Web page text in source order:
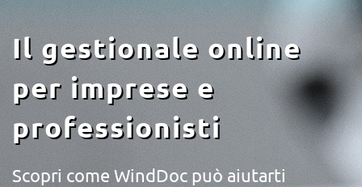
Il gestionale online
per imprese e
professionisti
Scopri come WindDoc può aiutarti